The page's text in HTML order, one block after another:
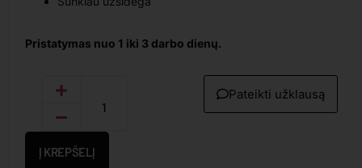
Pristatymas nuo 1 iki 3 darbo dienų.
Į KREPŠELĮ
Pateikti užklausą